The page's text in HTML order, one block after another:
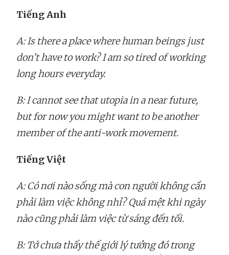
Tiếng Anh
A: Is there a place where human beings just
don’t have to work? I am so tired of working
long hours everyday.
B: I cannot see that utopia in a near future,
but for now you might want to be another
member of the anti-work movement.
Tiếng Việt
A: Có nơi nào sống mà con người không cần
phải làm việc không nhỉ? Quá mệt khi ngày
nào cũng phải làm việc từ sáng đến tối.
B: Tớ chưa thấy thế giới lý tưởng đó trong